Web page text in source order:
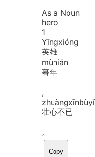
As a Noun
hero
1
Yīngxióng
英雄
mùnián
暮年
,
zhuàngxīnbùyǐ
壮心不已
。
Copy